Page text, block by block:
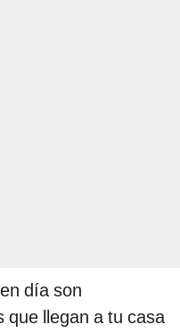
día son
que llegan a tu casa